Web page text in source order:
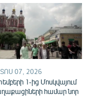
07, 2026
1-ից Մոսկվայում
համար նոր